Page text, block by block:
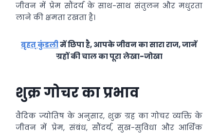
जीवन में प्रेम सौंदर्य के साथ-साथ संतुलन और मधुरता
लाने की क्षमता रखता है।
बृहत् कुंडलीमें छिपा है, आपके जीवन का सारा राज, जानें
ग्रहों की चाल का पूरा लेखा-जोखा
शुक्र गोचर का प्रभाव
वैदिक ज्योतिष के अनुसार, शुक्र ग्रह का गोचर व्यक्ति के
जीवन में प्रेम, संबंध, सौंदर्य, सुख-सुविधा और आर्थिक